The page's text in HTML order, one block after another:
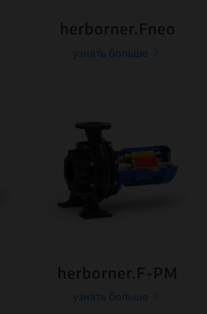
herborner.Fneo
узнать больше
herborner.F-PM
узнать больше